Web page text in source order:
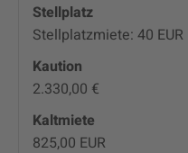
Stellplatz
Stellplatzmiete: 40
Kaution
2.330,00 €
Kaltmiete
825,00 EUR